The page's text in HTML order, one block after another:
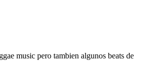
music pero tambien algunos beats de